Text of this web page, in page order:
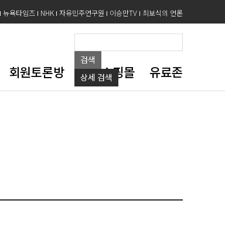
뉴욕타임즈 NHK 자유민주연구원 이승만TV 최보식의 언론
검색
상세 검색
회원토론방 도서쇼핑몰 유료존